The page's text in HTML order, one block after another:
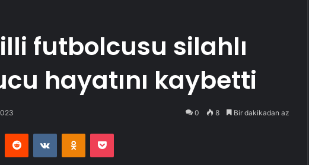
futbolcusu silahlı
hayatını kaybetti
0 8 Bir dakikadan az
PinterestReddit VKontakteOdnoklassniki
Pocket